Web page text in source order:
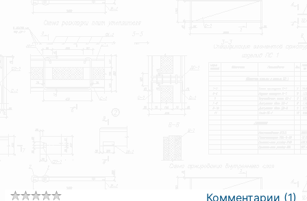
Комментарии (1)